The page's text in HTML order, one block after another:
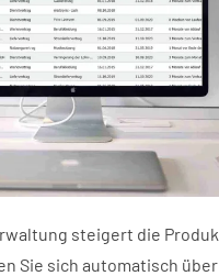
steigert die
Sie sich automatisch über